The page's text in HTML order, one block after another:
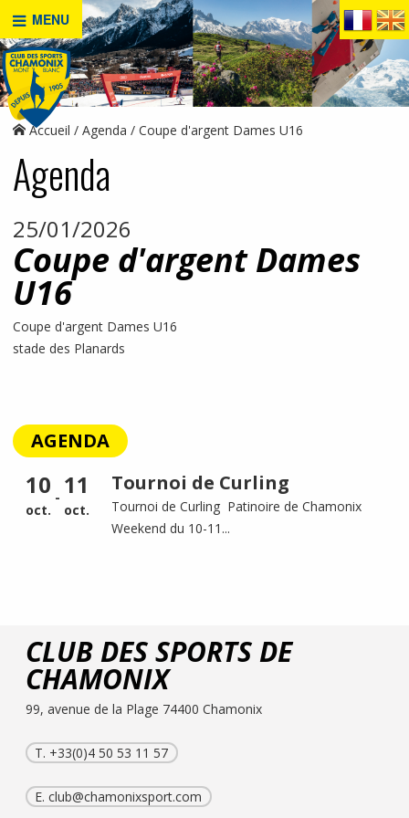
MENU
Accueil Agenda Coupe d'argent Dames U16
Agenda
25/01/2026
Coupe d'argent Dames
U16
Coupe d'argent Dames U16
stade des Planards
AGENDA
10
oct.
- 11
oct.
Tournoi de Curling
Tournoi de Curling Patinoire de Chamonix
Weekend du 10-11...
CLUB DES SPORTS DE
CHAMONIX
99, avenue de la Plage 74400 Chamonix
T. +33(0)4 50 53 11 57
E.club@chamonixsport.com